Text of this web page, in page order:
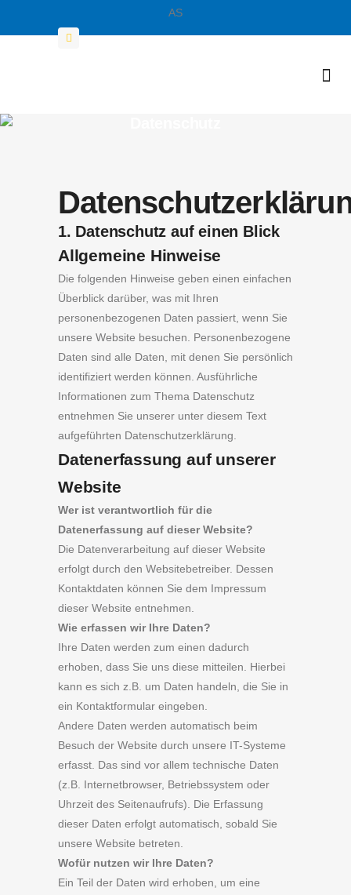
AS
1. Datenschutz auf einen Blick
Allgemeine Hinweise
Die folgenden Hinweise geben einen einfachen
Überblick darüber, was mit Ihren
personenbezogenen Daten passiert, wenn Sie
unsere Website besuchen. Personenbezogene
Daten sind alle Daten, mit denen Sie persönlich
identifiziert werden können. Ausführliche
Informationen zum Thema Datenschutz
entnehmen Sie unserer unter diesem Text
aufgeführten Datenschutzerklärung.
Datenerfassung auf unserer
Website
Wer ist verantwortlich für die
Datenerfassung auf dieser Website?
Die Datenverarbeitung auf dieser Website
erfolgt durch den Websitebetreiber. Dessen
Kontaktdaten können Sie dem Impressum
dieser Website entnehmen.
Wie erfassen wir Ihre Daten?
Ihre Daten werden zum einen dadurch
erhoben, dass Sie uns diese mitteilen. Hierbei
kann es sich z.B. um Daten handeln, die Sie in
ein Kontaktformular eingeben.
Andere Daten werden automatisch beim
Besuch der Website durch unsere IT-Systeme
erfasst. Das sind vor allem technische Daten
(z.B. Internetbrowser, Betriebssystem oder
Uhrzeit des Seitenaufrufs). Die Erfassung
dieser Daten erfolgt automatisch, sobald Sie
unsere Website betreten.
Wofür nutzen wir Ihre Daten?
Ein Teil der Daten wird erhoben, um eine